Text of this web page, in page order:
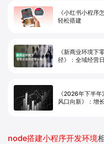
《小红书小程序
轻松搭建
《新商业环境下
径》：全域经营
《2026年下半
风口向新》：增
node搭建小程序开发环境